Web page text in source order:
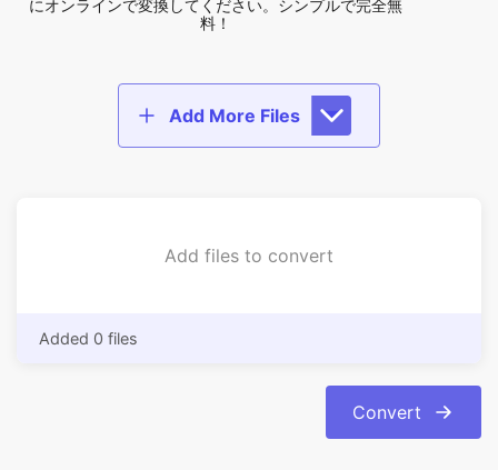
Add More Files